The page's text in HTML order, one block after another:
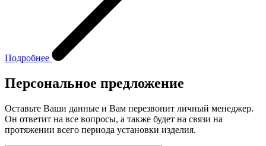
Подробнее
Персональное предложение
Оставьте Ваши данные и Вам перезвонит личный менеджер.
Он ответит на все вопросы, а также будет на связи на
протяжении всего периода установки изделия.